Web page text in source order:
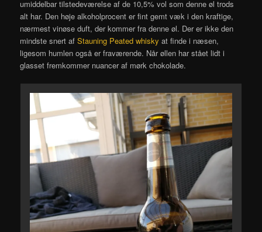
umiddelbar tilstedeværelse af de 10,5% vol som denne øl trods
alt har. Den høje alkoholprocent er fint gemt væk i den kraftige,
nærmest vinøse duft, der kommer fra denne øl. Der er ikke den
mindste snert afStauning Peated whisky at finde i næsen,
ligesom humlen også er fraværende. Når øllen har stået lidt i
glasset fremkommer nuancer af mørk chokolade.